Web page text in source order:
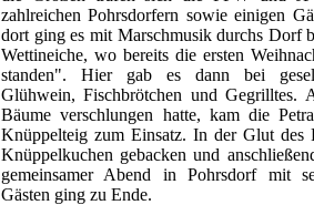
zahlreichen Pohrsdorfern sowie einigen
dort ging es mit Marschmusik durchs Dorf
Wettineiche, wo bereits die ersten
standen". Hier gab es dann bei
Glühwein, Fischbrötchen und Gegrilltes.
Bäume verschlungen hatte, kam die
Knüppelteig zum Einsatz. In der Glut des
Knüppelkuchen gebacken und
gemeinsamer Abend in Pohrsdorf mit
Gästen ging zu Ende.